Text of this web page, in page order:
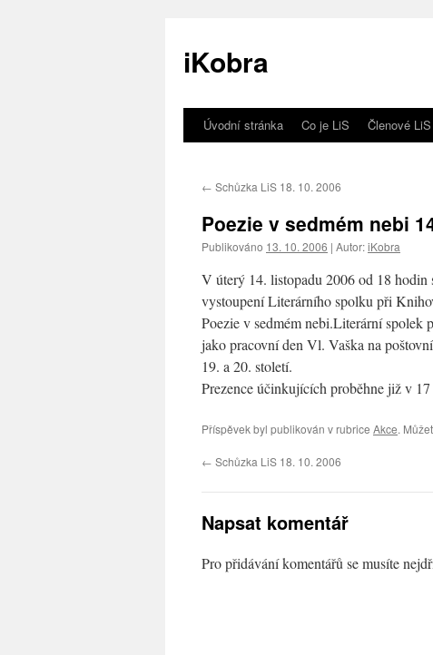
iKobra
Přejít
obsahu
webu
Úvodní stránka Co je LiS Členové LiS
← Schůzka LiS 18. 10. 2006
Poezie v sedmém nebi
Publikováno 13. 10. 2006 | Autor:iKobra
V úterý 14. listopadu 2006 od 18
vystoupení Literárního spolku při
Poezie v sedmém nebi.Literární spolek
jako pracovní den Vl. Vaška na
19. a 20. století.
Prezence účinkujících proběhne již v
Příspěvek byl publikován v rubrice Akce.
← Schůzka LiS 18. 10. 2006
Napsat komentář
Pro přidávání komentářů se musíte